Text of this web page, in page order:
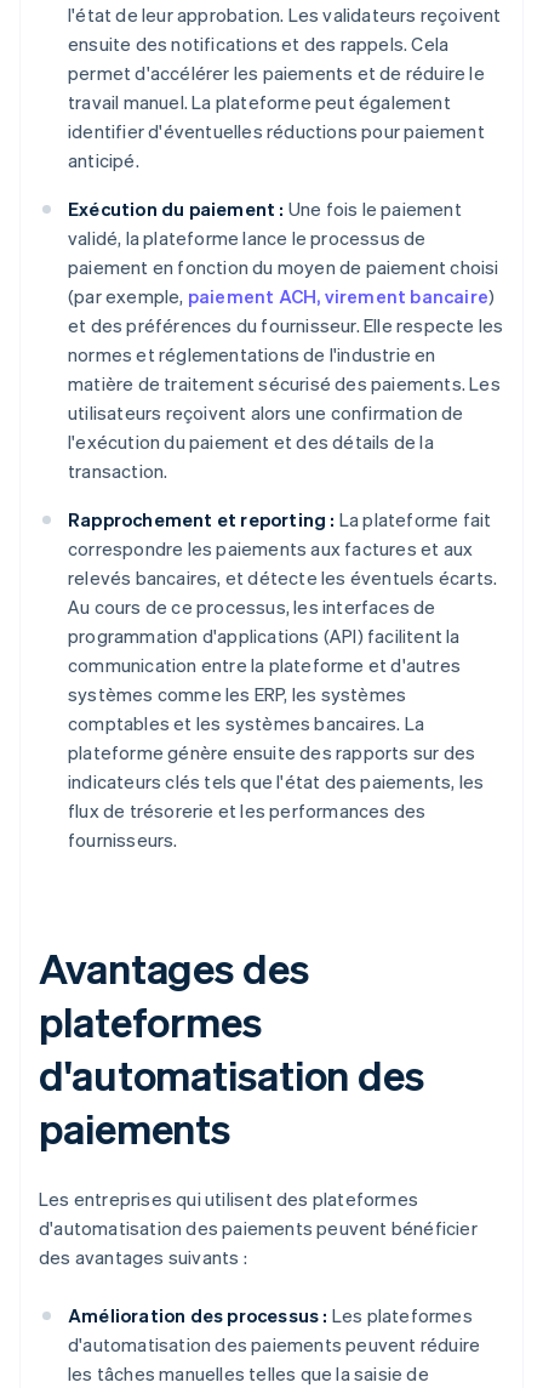
l'état de leur approbation. Les validateurs reçoivent
ensuite des notifications et des rappels. Cela
permet d'accélérer les paiements et de réduire le
travail manuel. La plateforme peut également
identifier d'éventuelles réductions pour paiement
anticipé.
Exécution du paiement : Une fois le paiement
validé, la plateforme lance le processus de
paiement en fonction du moyen de paiement choisi
(par exemple, paiement ACH, virement bancaire)
et des préférences du fournisseur. Elle respecte les
normes et réglementations de l'industrie en
matière de traitement sécurisé des paiements. Les
utilisateurs reçoivent alors une confirmation de
l'exécution du paiement et des détails de la
transaction.
Rapprochement et reporting : La plateforme fait
correspondre les paiements aux factures et aux
relevés bancaires, et détecte les éventuels écarts.
Au cours de ce processus, les interfaces de
programmation d'applications (API) facilitent la
communication entre la plateforme et d'autres
systèmes comme les ERP, les systèmes
comptables et les systèmes bancaires. La
plateforme génère ensuite des rapports sur des
indicateurs clés tels que l'état des paiements, les
flux de trésorerie et les performances des
fournisseurs.
Avantages des
plateformes
d'automatisation des
paiements
Les entreprises qui utilisent des plateformes
d'automatisation des paiements peuvent bénéficier
des avantages suivants :
Amélioration des processus : Les plateformes
d'automatisation des paiements peuvent réduire
les tâches manuelles telles que la saisie de